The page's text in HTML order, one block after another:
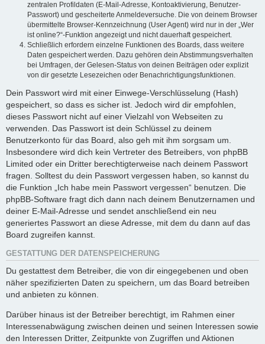
zentralen Profildaten (E-Mail-Adresse, Kontoaktivierung, Benutzer-
Passwort) und gescheiterte Anmeldeversuche. Die von deinem Browser
übermittelte Browser-Kennzeichnung (User Agent) wird nur in der „Wer
ist online?“-Funktion angezeigt und nicht dauerhaft gespeichert.
Schließlich erfordern einzelne Funktionen des Boards, dass weitere
Daten gespeichert werden. Dazu gehören dein Abstimmungsverhalten
bei Umfragen, der Gelesen-Status von deinen Beiträgen oder explizit
von dir gesetzte Lesezeichen oder Benachrichtigungsfunktionen.
Dein Passwort wird mit einer Einwege-Verschlüsselung (Hash)
gespeichert, so dass es sicher ist. Jedoch wird dir empfohlen,
dieses Passwort nicht auf einer Vielzahl von Webseiten zu
verwenden. Das Passwort ist dein Schlüssel zu deinem
Benutzerkonto für das Board, also geh mit ihm sorgsam um.
Insbesondere wird dich kein Vertreter des Betreibers, von phpBB
Limited oder ein Dritter berechtigterweise nach deinem Passwort
fragen. Solltest du dein Passwort vergessen haben, so kannst du
die Funktion „Ich habe mein Passwort vergessen“ benutzen. Die
phpBB-Software fragt dich dann nach deinem Benutzernamen und
deiner E-Mail-Adresse und sendet anschließend ein neu
generiertes Passwort an diese Adresse, mit dem du dann auf das
Board zugreifen kannst.
GESTATTUNG DER DATENSPEICHERUNG
Du gestattest dem Betreiber, die von dir eingegebenen und oben
näher spezifizierten Daten zu speichern, um das Board betreiben
und anbieten zu können.
Darüber hinaus ist der Betreiber berechtigt, im Rahmen einer
Interessenabwägung zwischen deinen und seinen Interessen sowie
den Interessen Dritter, Zeitpunkte von Zugriffen und Aktionen